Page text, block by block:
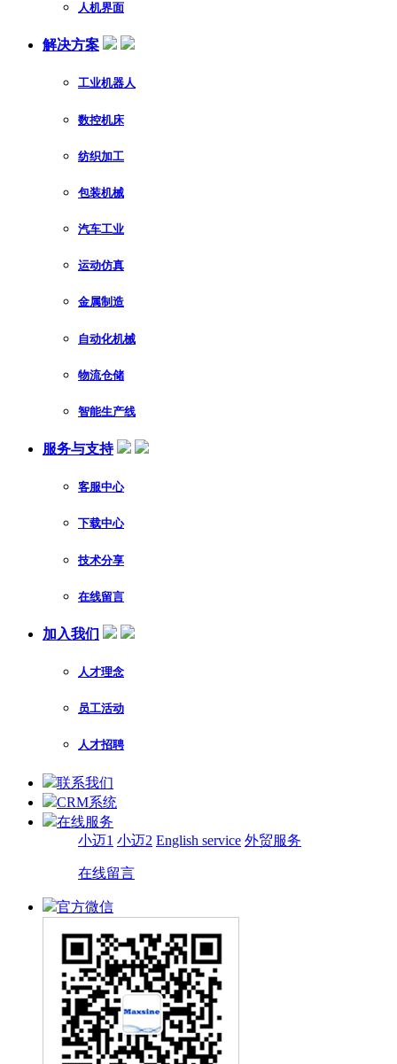
人机界面
解决方案
工业机器人
数控机床
纺织加工
包装机械
汽车工业
运动仿真
金属制造
自动化机械
物流仓储
智能生产线
服务与支持
客服中心
下载中心
技术分享
在线留言
加入我们
人才理念
员工活动
人才招聘
联系我们
CRM系统
在线服务
小迈1 小迈2 English service 外贸服务
在线留言
官方微信